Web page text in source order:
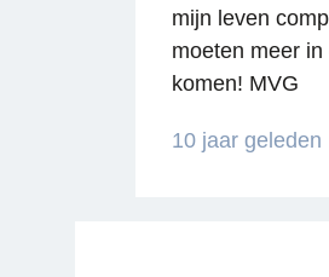
Reageren
mijn leven
moeten meer in
komen! MVG
10 jaar geleden